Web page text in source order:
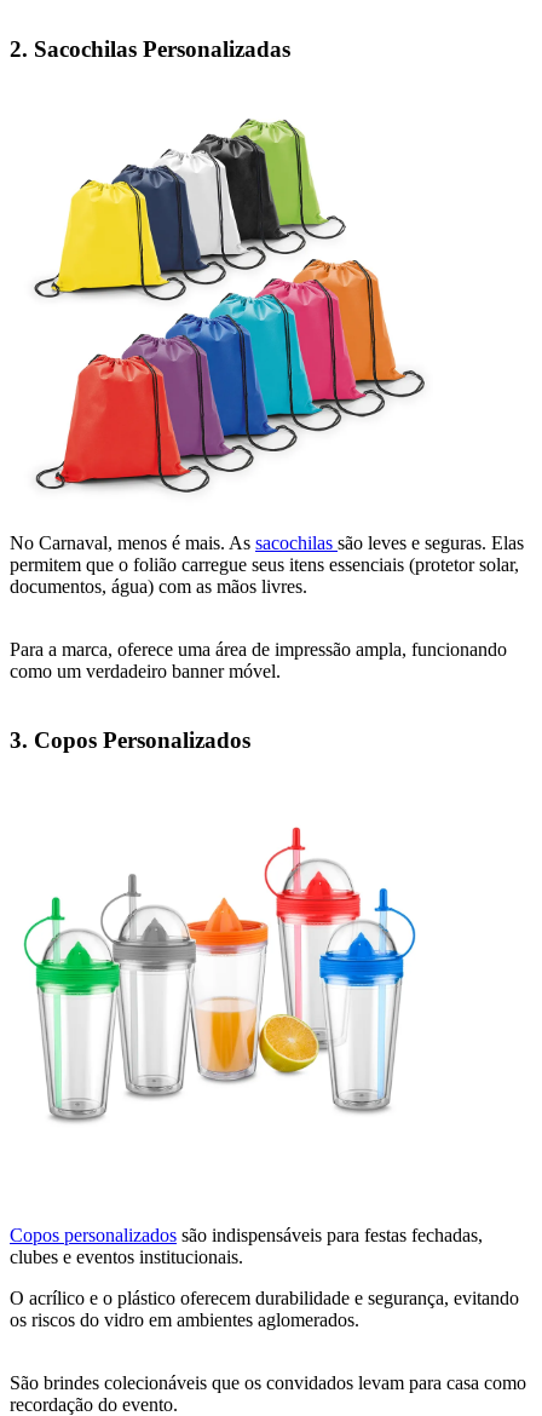
2. Sacochilas Personalizadas
No Carnaval, menos é mais. As sacochilas são leves e seguras. Elas
permitem que o folião carregue seus itens essenciais (protetor solar,
documentos, água) com as mãos livres.
Para a marca, oferece uma área de impressão ampla, funcionando
como um verdadeiro banner móvel.
3. Copos Personalizados
Copos personalizados são indispensáveis para festas fechadas,
clubes e eventos institucionais.
O acrílico e o plástico oferecem durabilidade e segurança, evitando
os riscos do vidro em ambientes aglomerados.
São brindes colecionáveis que os convidados levam para casa como
recordação do evento.